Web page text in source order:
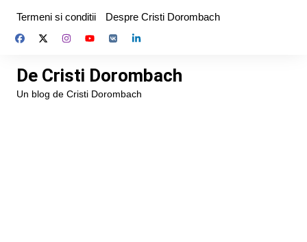
content
Termeni si conditii Despre Cristi Dorombach
De Cristi Dorombach
Un blog de Cristi Dorombach